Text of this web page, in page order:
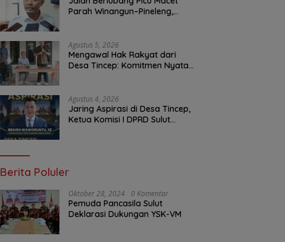
Parah Winangun–Pineleng,
Malam Ini
Agustus 5, 2026
Mengawal Hak Rakyat dari
Desa Tincep: Komitmen Nyata
Depan Aspirasi Warga
Agustus 4, 2026
Jaring Aspirasi di Desa Tincep,
Ketua Komisi I DPRD Sulut
Berita Poluler
Oktober 28, 2024 0 Komentar
Pemuda Pancasila Sulut
Deklarasi Dukungan YSK-VM